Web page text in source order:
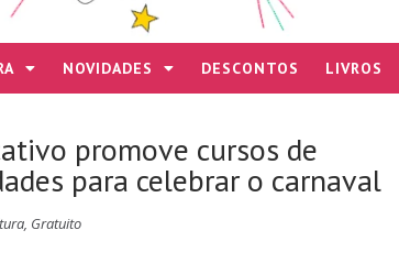
NOVIDADES DESCONTOS LIVROS
promove cursos de
para celebrar o carnaval
, Gratuito